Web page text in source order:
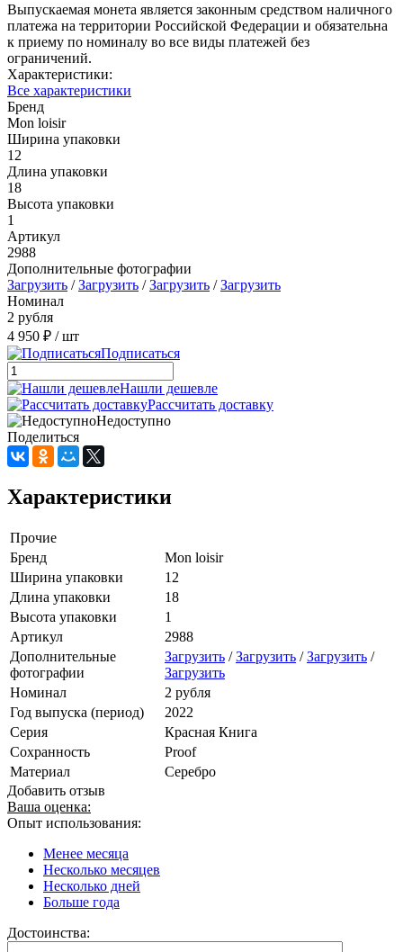
Выпускаемая монета является законным средством наличного
платежа на территории Российской Федерации и обязательна
к приему по номиналу во все виды платежей без
ограничений.
Характеристики:
Все характеристики
Бренд
Mon loisir
Ширина упаковки
12
Длина упаковки
18
Высота упаковки
1
Артикул
2988
Дополнительные фотографии
Загрузить /Загрузить /Загрузить /Загрузить
Номинал
2 рубля
4 950 ₽ / шт
Подписаться
Нашли дешевле
Рассчитать доставку
Недоступно
Поделиться
Характеристики
Прочие
Бренд
Mon loisir
Ширина упаковки
12
Длина упаковки
18
Высота упаковки
1
Артикул
2988
Дополнительные
фотографии
Загрузить /Загрузить /Загрузить /
Загрузить
Номинал
2 рубля
Год выпуска (период)
2022
Серия
Красная Книга
Сохранность
Proof
Материал
Серебро
Добавить отзыв
Ваша оценка:
Опыт использования:
Менее месяца
Несколько месяцев
Несколько дней
Больше года
Достоинства: